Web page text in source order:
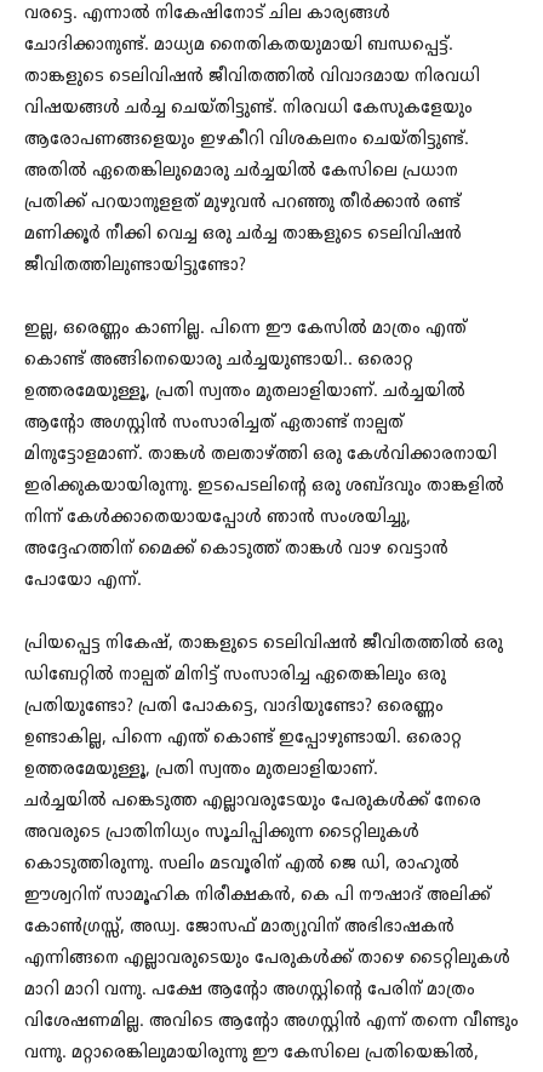
വരട്ടെ. എന്നാൽ നികേഷിനോട് ചില കാര്യങ്ങൾ
ചോദിക്കാനുണ്ട്. മാധ്യമ നൈതികതയുമായി ബന്ധപ്പെട്ട്.
താങ്കളുടെ ടെലിവിഷൻ ജീവിതത്തിൽ വിവാദമായ നിരവധി
വിഷയങ്ങൾ ചർച്ച ചെയ്തിട്ടുണ്ട്. നിരവധി കേസുകളേയും
ആരോപണങ്ങളെയും ഇഴകീറി വിശകലനം ചെയ്തിട്ടുണ്ട്.
അതിൽ ഏതെങ്കിലുമൊരു ചർച്ചയിൽ കേസിലെ പ്രധാന
പ്രതിക്ക് പറയാനുളളത് മുഴുവൻ പറഞ്ഞു തീർക്കാൻ രണ്ട്
മണിക്കൂർ നീക്കി വെച്ച ഒരു ചർച്ച താങ്കളുടെ ടെലിവിഷൻ
ജീവിതത്തിലുണ്ടായിട്ടുണ്ടോ?
ഇല്ല, ഒരെണ്ണം കാണില്ല. പിന്നെ ഈ കേസിൽ മാത്രം എന്ത്
കൊണ്ട് അങ്ങിനെയൊരു ചർച്ചയുണ്ടായി.. ഒരൊറ്റ
ഉത്തരമേയുള്ളൂ, പ്രതി സ്വന്തം മുതലാളിയാണ്. ചർച്ചയിൽ
ആന്റോ അഗസ്റ്റിൻ സംസാരിച്ചത് ഏതാണ്ട് നാല്പത്
മിനുട്ടോളമാണ്. താങ്കൾ തലതാഴ്ത്തി ഒരു കേൾവിക്കാരനായി
ഇരിക്കുകയായിരുന്നു. ഇടപെടലിന്റെ ഒരു ശബ്ദവും താങ്കളിൽ
നിന്ന് കേൾക്കാതെയായപ്പോൾ ഞാൻ സംശയിച്ചു,
അദ്ദേഹത്തിന് മൈക്ക് കൊടുത്ത് താങ്കൾ വാഴ വെട്ടാൻ
പോയോ എന്ന്.
പ്രിയപ്പെട്ട നികേഷ്, താങ്കളുടെ ടെലിവിഷൻ ജീവിതത്തിൽ ഒരു
ഡിബേറ്റിൽ നാല്പത് മിനിട്ട് സംസാരിച്ച ഏതെങ്കിലും ഒരു
പ്രതിയുണ്ടോ? പ്രതി പോകട്ടെ, വാദിയുണ്ടോ? ഒരെണ്ണം
ഉണ്ടാകില്ല, പിന്നെ എന്ത് കൊണ്ട് ഇപ്പോഴുണ്ടായി. ഒരൊറ്റ
ഉത്തരമേയുള്ളൂ, പ്രതി സ്വന്തം മുതലാളിയാണ്.
ചർച്ചയിൽ പങ്കെടുത്ത എല്ലാവരുടേയും പേരുകൾക്ക് നേരെ
അവരുടെ പ്രാതിനിധ്യം സൂചിപ്പിക്കുന്ന ടൈറ്റിലുകൾ
കൊടുത്തിരുന്നു. സലിം മടവൂരിന് എൽ ജെ ഡി, രാഹുൽ
ഈശ്വറിന് സാമൂഹിക നിരീക്ഷകൻ, കെ പി നൗഷാദ് അലിക്ക്
കോൺഗ്രസ്സ്, അഡ്വ. ജോസഫ് മാത്യുവിന് അഭിഭാഷകൻ
എന്നിങ്ങനെ എല്ലാവരുടെയും പേരുകൾക്ക് താഴെ ടൈറ്റിലുകൾ
മാറി മാറി വന്നു. പക്ഷേ ആന്റോ അഗസ്റ്റിന്റെ പേരിന് മാത്രം
വിശേഷണമില്ല. അവിടെ ആന്റോ അഗസ്റ്റിൻ എന്ന് തന്നെ വീണ്ടും
വന്നു. മറ്റാരെങ്കിലുമായിരുന്നു ഈ കേസിലെ പ്രതിയെങ്കിൽ,